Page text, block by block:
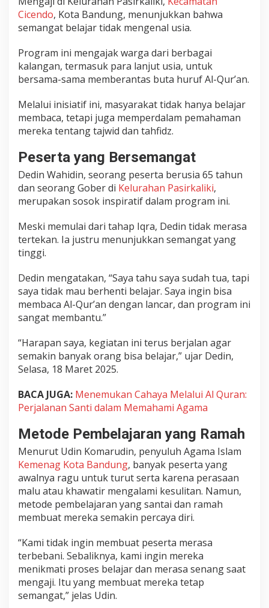
j
a
r
G
e
r
k
a
n
t
a
m
a
M
n
g
i
d
i
P
i
r
k
l
i
Cicendo, Kota Bandung, menunjukkan bahwa
semangat belajar tidak mengenal usia.
Program ini mengajak warga dari berbagai
kalangan, termasuk para lanjut usia, untuk
bersama-sama memberantas buta huruf Al-Qur’an.
Melalui inisiatif ini, masyarakat tidak hanya belajar
membaca, tetapi juga memperdalam pemahaman
mereka tentang tajwid dan tahfidz.
Peserta yang Bersemangat
Dedin Wahidin, seorang peserta berusia 65 tahun
dan seorang Gober di Kelurahan Pasirkaliki,
merupakan sosok inspiratif dalam program ini.
Meski memulai dari tahap Iqra, Dedin tidak merasa
tertekan. Ia justru menunjukkan semangat yang
tinggi.
Dedin mengatakan, “Saya tahu saya sudah tua, tapi
saya tidak mau berhenti belajar. Saya ingin bisa
membaca Al-Qur’an dengan lancar, dan program ini
sangat membantu.”
“Harapan saya, kegiatan ini terus berjalan agar
semakin banyak orang bisa belajar,” ujar Dedin,
Selasa, 18 Maret 2025.
BACA JUGA: Menemukan Cahaya Melalui Al Quran:
Perjalanan Santi dalam Memahami Agama
Metode Pembelajaran yang Ramah
Menurut Udin Komarudin, penyuluh Agama Islam
Kemenag Kota Bandung, banyak peserta yang
awalnya ragu untuk turut serta karena perasaan
malu atau khawatir mengalami kesulitan. Namun,
metode pembelajaran yang santai dan ramah
membuat mereka semakin percaya diri.
“Kami tidak ingin membuat peserta merasa
terbebani. Sebaliknya, kami ingin mereka
menikmati proses belajar dan merasa senang saat
mengaji. Itu yang membuat mereka tetap
semangat,” jelas Udin.